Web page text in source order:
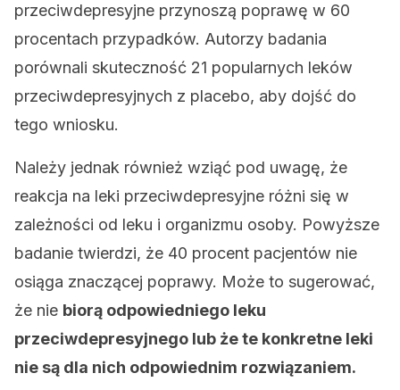
przeciwdepresyjne przynoszą poprawę w 60
procentach przypadków. Autorzy badania
porównali skuteczność 21 popularnych leków
przeciwdepresyjnych z placebo, aby dojść do
tego wniosku.
Należy jednak również wziąć pod uwagę, że
reakcja na leki przeciwdepresyjne różni się w
zależności od leku i organizmu osoby. Powyższe
badanie twierdzi, że 40 procent pacjentów nie
osiąga znaczącej poprawy. Może to sugerować,
że nie biorą odpowiedniego leku
przeciwdepresyjnego lub że te konkretne leki
nie są dla nich odpowiednim rozwiązaniem.